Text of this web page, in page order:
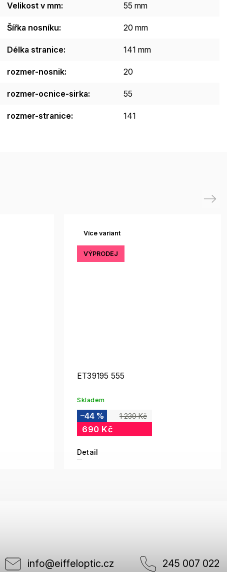
Velikost v mm: 55 mm
Šířka nosníku: 20 mm
Délka stranice: 141 mm
rozmer-nosnik: 20
rozmer-ocnice-sirka: 55
rozmer-stranice: 141
Více variant
VÝPRODEJ
ET39195 555
Skladem
1 239 Kč
–44 %
690 Kč
Detail
Next
info@eiffeloptic.cz 245 007 022